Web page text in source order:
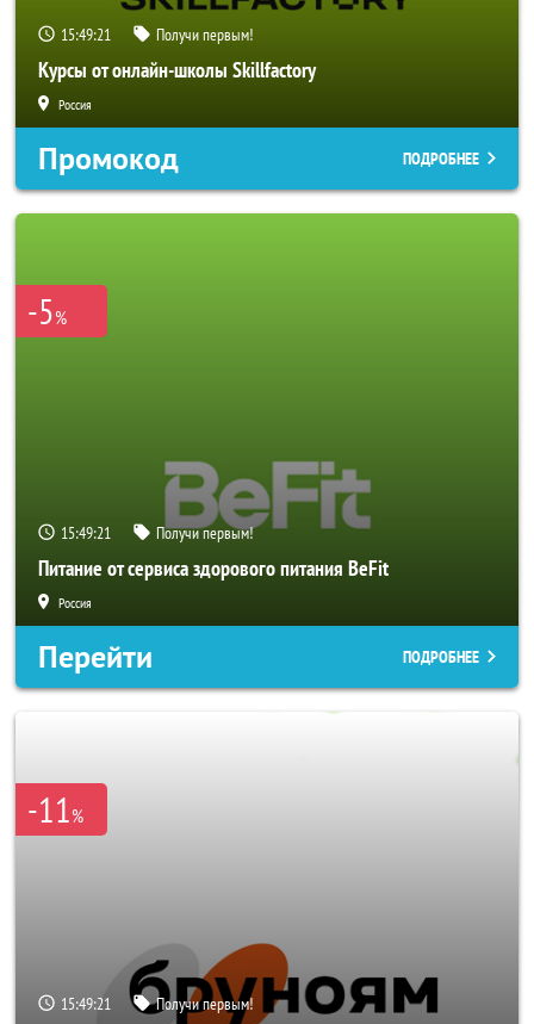
15:49:19 Получи первым!
Курсы от онлайн-школы Skillfactory
Россия
Промокод ПОДРОБНЕЕ
-5%
15:49:19 Получи первым!
Питание от сервиса здорового питания BeFit
Россия
Перейти ПОДРОБНЕЕ
-11%
15:49:19 Получи первым!